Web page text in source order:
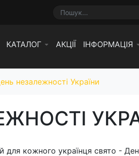
КАТАЛОГ АКЦІЇ ІНФОРМАЦІЯ
незалежності України
для кожного українця свято -